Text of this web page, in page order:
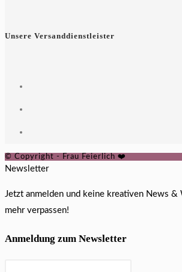
Unsere Versanddienstleister
© Copyright - Frau Feierlich ❤️
Newsletter
Jetzt anmelden und keine kreativen News
mehr verpassen!
Anmeldung zum Newsletter